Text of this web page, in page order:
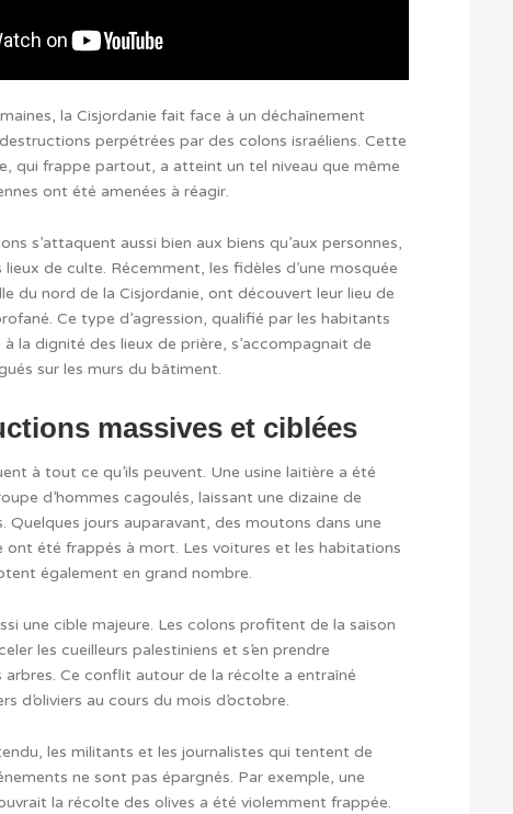
la Cisjordanie fait face à un déchaînement
perpétrées par des colons israéliens. Cette
qui frappe partout, a atteint un tel niveau que même
ont été amenées à réagir.
s’attaquent aussi bien aux biens qu’aux personnes,
de culte. Récemment, les fidèles d’une mosquée
du nord de la Cisjordanie, ont découvert leur lieu de
Ce type d’agression, qualifié par les habitants
la dignité des lieux de prière, s’accompagnait de
sur les murs du bâtiment.
massives et ciblées
à tout ce qu’ils peuvent. Une usine laitière a été
d’hommes cagoulés, laissant une dizaine de
Quelques jours auparavant, des moutons dans une
ont été frappés à mort. Les voitures et les habitations
également en grand nombre.
une cible majeure. Les colons profitent de la saison
les cueilleurs palestiniens et s’en prendre
Ce conflit autour de la récolte a entraîné
d’oliviers au cours du mois d’octobre.
les militants et les journalistes qui tentent de
ne sont pas épargnés. Par exemple, une
la récolte des olives a été violemment frappée.